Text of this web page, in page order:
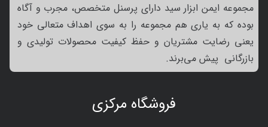
فروشگاه مرکزی
مجموعه ایمن ابزار سید دارای پرسنل متخصص، مجرب و آگاه
بوده که به یاری هم مجموعه را به سوی اهداف متعالی خود
یعنی رضایت مشتریان و حفظ کیفیت محصولات تولیدی و
بازرگانی پیش می‌برند.